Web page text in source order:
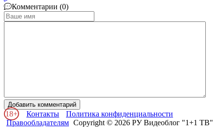
Комментарии (0)
Добавить комментарий
18+ Контакты
Политика конфиденциальности
Правообладателям Copyright © 2026 РУ Видеоблог "1+1 ТВ"